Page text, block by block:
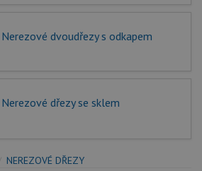
Nerezové dvoudřezy s odkapem
Nerezové dřezy se sklem
NEREZOVÉ DŘEZY